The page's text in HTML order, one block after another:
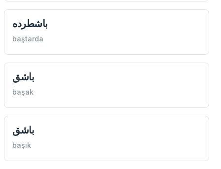
باشطرده
baştarda
باشق
başak
باشق
başık